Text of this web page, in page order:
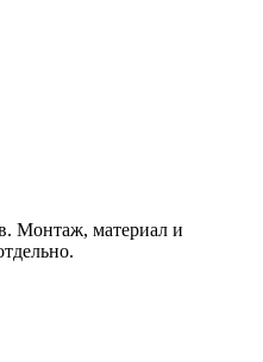
Монтаж, материал и